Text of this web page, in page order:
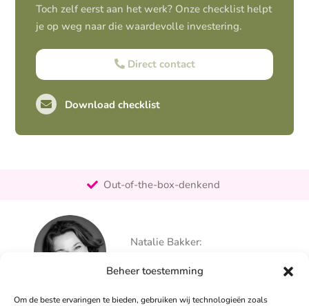
Beheer toestemming
Om de beste ervaringen te bieden, gebruiken wij technologieën zoals
Toch zelf eerst aan het werk? Onze checklist helpt
je op weg naar die waardevolle investering.
Direct contact
Download checklist
Out-of-the-box-denkend
Persoonlijk
Natalie Bakker:
info@alertpromotie.nl